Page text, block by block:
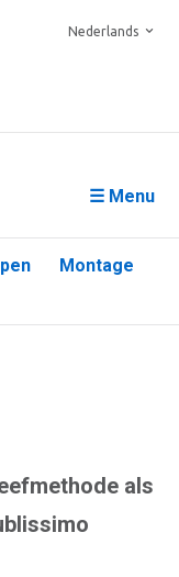
Nederlands
☰ Menu
Montage
als